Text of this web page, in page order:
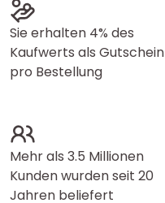
Sie erhalten 4% des
Kaufwerts als Gutschein
pro Bestellung
Mehr als 3.5 Millionen
Kunden wurden seit 20
Jahren beliefert